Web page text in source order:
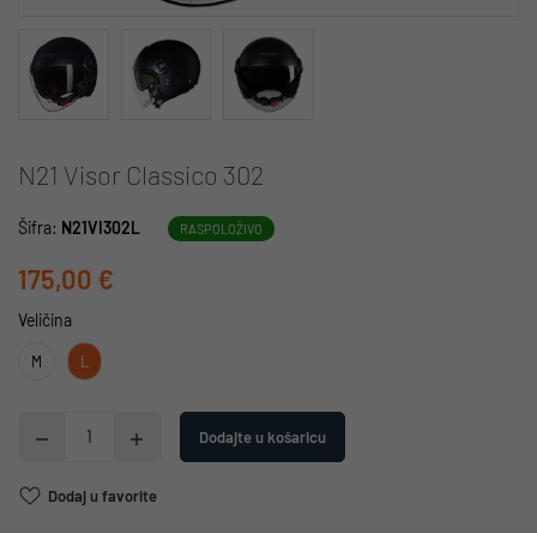
N21 Visor Classico 302
Šifra: N21VI302L RASPOLOŽIVO
175,00 €
Veličina
M L
Dodajte u košaricu
Dodaj u favorite